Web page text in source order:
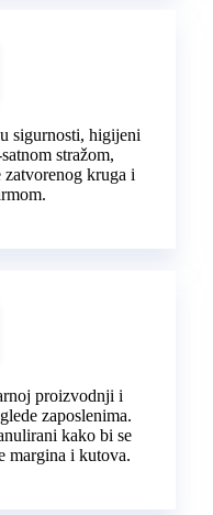
sigurnosti, higijeni
stražom,
zatvorenog kruga i
proizvodnji i
zaposlenima.
kako bi se
margina i kutova.